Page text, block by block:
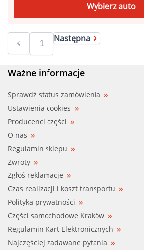
Wybierz auto
Następna
Ważne informacje
Sprawdź status zamówienia
Ustawienia cookies
Producenci części
O nas
Regulamin sklepu
Zwroty
Zgłoś reklamacje
Czas realizacji i koszt transportu
Polityka prywatności
Części samochodowe Kraków
Regulamin Kart Elektronicznych
Najczęściej zadawane pytania